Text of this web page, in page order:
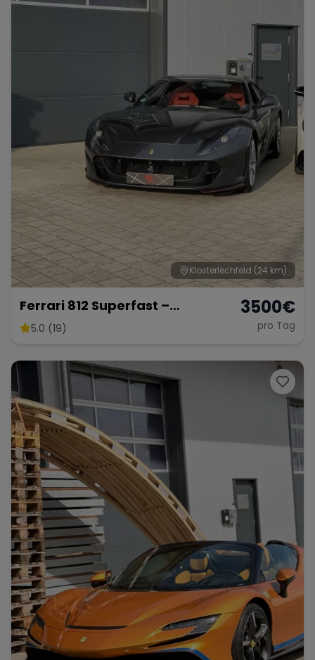
Klosterlechfeld (24 km)
Ferrari 812 Superfast –
Ultimativer V12-Supersportler
5.0 (19)
3500€
pro Tag